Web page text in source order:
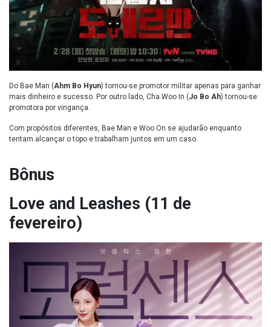
Do Bae Man (Ahm Bo Hyun) tornou-se promotor militar apenas para ganhar
mais dinheiro e sucesso. Por outro lado, Cha Woo In (Jo Bo Ah) tornou-se
promotora por vingança.
Com propósitos diferentes, Bae Man e Woo On se ajudarão enquanto
tentam alcançar o topo e trabalham juntos em um caso.
Bônus
Love and Leashes (11 de
fevereiro)